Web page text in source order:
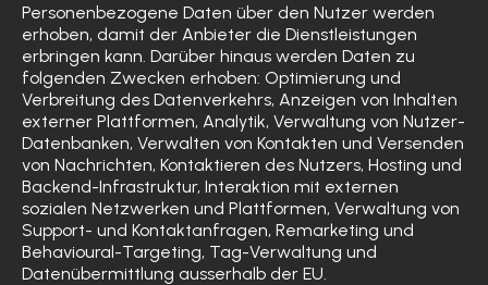
Personenbezogene Daten über den Nutzer werden
erhoben, damit der Anbieter die Dienstleistungen
erbringen kann. Darüber hinaus werden Daten zu
folgenden Zwecken erhoben: Optimierung und
Verbreitung des Datenverkehrs, Anzeigen von Inhalten
externer Plattformen, Analytik, Verwaltung von Nutzer-
Datenbanken, Verwalten von Kontakten und Versenden
von Nachrichten, Kontaktieren des Nutzers, Hosting und
Backend-Infrastruktur, Interaktion mit externen
sozialen Netzwerken und Plattformen, Verwaltung von
Support- und Kontaktanfragen, Remarketing und
Behavioural-Targeting, Tag-Verwaltung und
Datenübermittlung ausserhalb der EU.